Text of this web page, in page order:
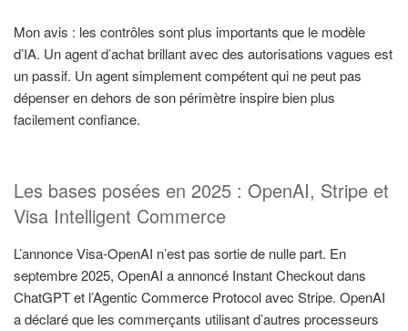
Mon avis : les contrôles sont plus importants que le modèle
d’IA. Un agent d’achat brillant avec des autorisations vagues est
un passif. Un agent simplement compétent qui ne peut pas
dépenser en dehors de son périmètre inspire bien plus
facilement confiance.
Les bases posées en 2025 : OpenAI, Stripe et
Visa Intelligent Commerce
L’annonce Visa-OpenAI n’est pas sortie de nulle part. En
septembre 2025, OpenAI a annoncé Instant Checkout dans
ChatGPT et l’Agentic Commerce Protocol avec Stripe. OpenAI
a déclaré que les commerçants utilisant d’autres processeurs